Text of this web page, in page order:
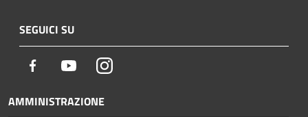
SEGUICI SU
Facebook YoutubeInstagram
AMMINISTRAZIONE